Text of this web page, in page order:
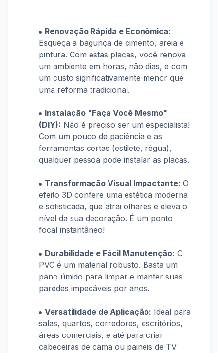
Renovação Rápida e Econômica:
Esqueça a bagunça de cimento, areia e
pintura. Com estas placas, você renova
um ambiente em horas, não dias, e com
um custo significativamente menor que
uma reforma tradicional.
Instalação "Faça Você Mesmo"
(DIY): Não é preciso ser um especialista!
Com um pouco de paciência e as
ferramentas certas (estilete, régua),
qualquer pessoa pode instalar as placas.
Transformação Visual Impactante: O
efeito 3D confere uma estética moderna
e sofisticada, que atrai olhares e eleva o
nível da sua decoração. É um ponto
focal instantâneo!
Durabilidade e Fácil Manutenção: O
PVC é um material robusto. Basta um
pano úmido para limpar e manter suas
paredes impecáveis por anos.
Versatilidade de Aplicação: Ideal para
salas, quartos, corredores, escritórios,
áreas comerciais, e até para criar
cabeceiras de cama ou painéis de TV